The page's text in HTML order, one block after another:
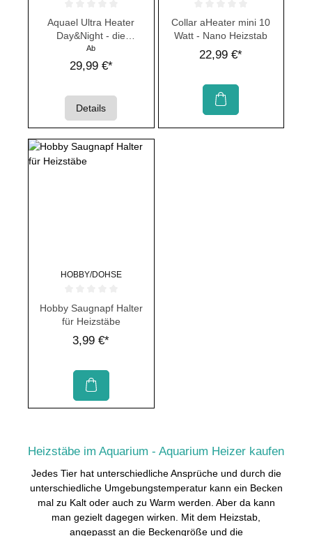
Durchschnittliche Bewertung von 0 von 5 Sternen
Aquael Ultra Heater
Day&Night - die
natürliche
Aquariumheizung
Ab
29,99 €*
Details
Durchschnittliche Bewertung von
Collar aHeater mini 10
Watt - Nano Heizstab
22,99 €*
HOBBY/DOHSE
Durchschnittliche Bewertung von 0 von 5 Sternen
Hobby Saugnapf Halter
für Heizstäbe
3,99 €*
Heizstäbe im Aquarium - Aquarium Heizer kaufen
Jedes Tier hat unterschiedliche Ansprüche und durch die
unterschiedliche Umgebungstemperatur kann ein Becken
mal zu Kalt oder auch zu Warm werden. Aber da kann
man gezielt dagegen wirken. Mit dem Heizstab,
angepasst an die Beckengröße und die